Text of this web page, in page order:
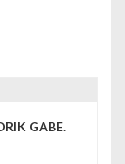
GABE.